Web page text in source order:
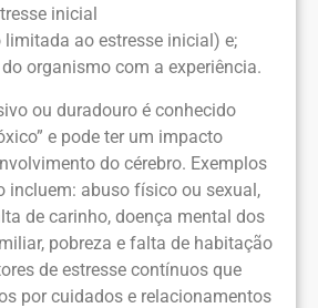
inicial
ao estresse inicial) e;
organismo com a experiência.
ou duradouro é conhecido
e pode ter um impacto
do cérebro. Exemplos
incluem: abuso físico ou sexual,
de carinho, doença mental dos
pobreza e falta de habitação
de estresse contínuos que
por cuidados e relacionamentos